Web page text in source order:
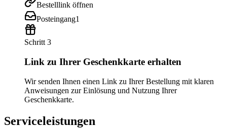
Bestelllink öffnen
Posteingang1
Schritt 3
Link zu Ihrer Geschenkkarte erhalten
Wir senden Ihnen einen Link zu Ihrer Bestellung mit klaren
Anweisungen zur Einlösung und Nutzung Ihrer
Geschenkkarte.
Serviceleistungen